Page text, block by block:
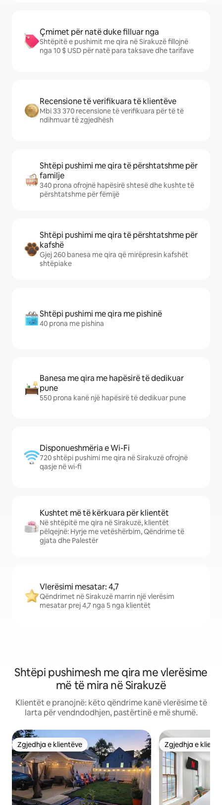
Çmimet për natë duke filluar nga
Shtëpitë e pushimit me qira në Sirakuzë fillojnë
nga 10 $ USD për natë para taksave dhe tarifave
Recensione të verifikuara të klientëve
Mbi 33 370 recensione të verifikuara për të të
ndihmuar të zgjedhësh
Shtëpi pushimi me qira të përshtatshme për
familje
340 prona ofrojnë hapësirë shtesë dhe kushte të
përshtatshme për fëmijë
Shtëpi pushimi me qira të përshtatshme për
kafshë
Gjej 260 banesa me qira që mirëpresin kafshët
shtëpiake
Shtëpi pushimi me qira me pishinë
40 prona me pishina
Banesa me qira me hapësirë të dedikuar
pune
550 prona kanë një hapësirë të dedikuar pune
Disponueshmëria e Wi-Fi
720 shtëpi pushimi me qira në Sirakuzë ofrojnë
qasje në wi-fi
Kushtet më të kërkuara për klientët
Në shtëpitë me qira në Sirakuzë, klientët
pëlqejnë: Hyrje me vetëshërbim, Qëndrime të
gjata dhe Palestër
Vlerësimi mesatar: 4,7
Qëndrimet në Sirakuzë marrin një vlerësim
mesatar prej 4,7 nga 5 nga klientët
Shtëpi pushimesh me qira me vlerësime
më të mira në Sirakuzë
Klientët e pranojnë: këto qëndrime kanë vlerësime të
larta për vendndodhjen, pastërtinë e më shumë.
Zgjedhja e klientëve
Zgjedhja e klientëve Zgjedhja e
Zgjedhja e